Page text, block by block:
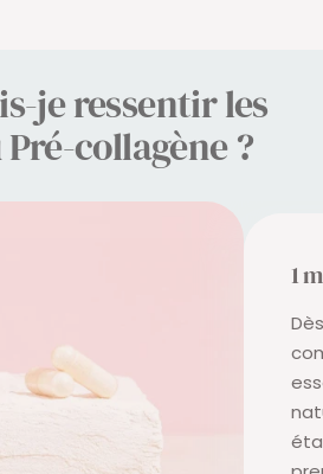
je ressentir les
collagène ?
1